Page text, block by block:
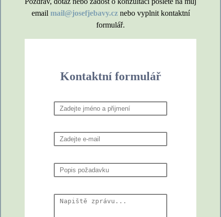
email mail@josefjebavy.cznebo vyplnit kontaktní
formulář.
Kontaktní formulář